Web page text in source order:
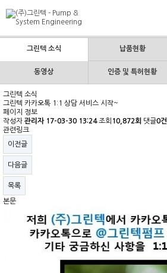
그린텍 소식 납품현황
동영상 인증 및 특허현황
그린텍 소식
그린텍 카카오톡 1:1 상담 서비스 시작~
페이지 정보
작성자 관리자 17-03-30 13:24조회 10,872회 댓글0건
관련링크
이전글
다음글
목록
본문